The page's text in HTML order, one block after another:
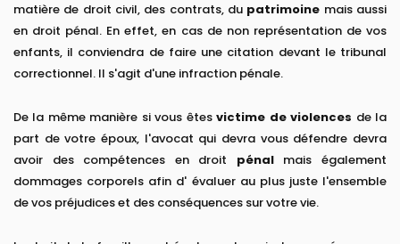
matière de droit civil, des contrats, du patrimoine mais aussi
en droit pénal. En effet, en cas de non représentation de vos
enfants, il conviendra de faire une citation devant le tribunal
correctionnel. Il s'agit d'une infraction pénale.
De la même manière si vous êtesvictime de violences de la
part de votre époux, l'avocat qui devra vous défendre devra
avoir des compétences en droit pénalmais également
dommages corporels afin d' évaluer au plus juste l'ensemble
de vos préjudices et des conséquences sur votre vie.